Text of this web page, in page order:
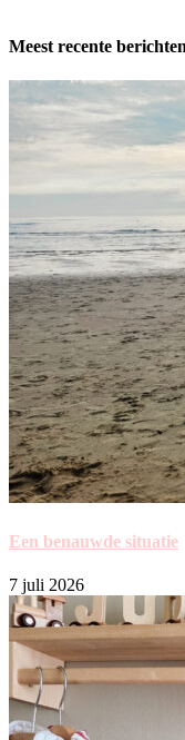
Meest recente berichten
Een benauwde situatie
7 juli 2026